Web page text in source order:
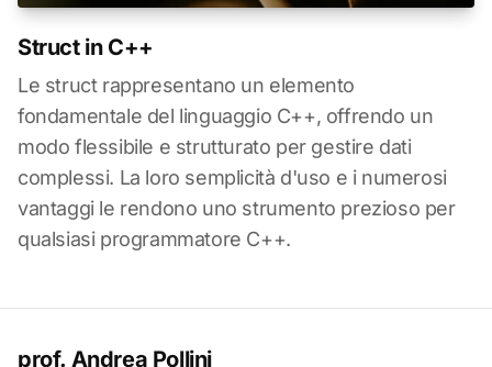
Struct in C++
Le struct rappresentano un elemento
fondamentale del linguaggio C++, offrendo un
modo flessibile e strutturato per gestire dati
complessi. La loro semplicità d'uso e i numerosi
vantaggi le rendono uno strumento prezioso per
qualsiasi programmatore C++.
prof. Andrea Pollini